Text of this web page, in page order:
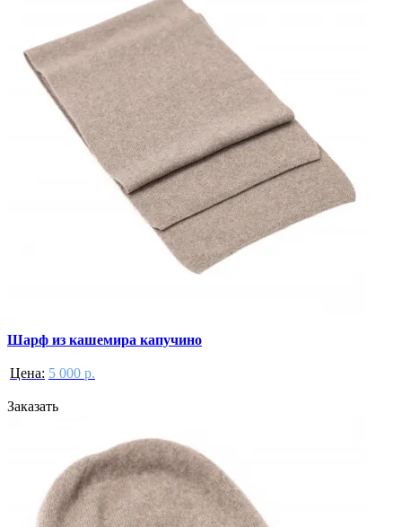
Шарф из кашемира капучино
Цена: 5 000 р.
Заказать